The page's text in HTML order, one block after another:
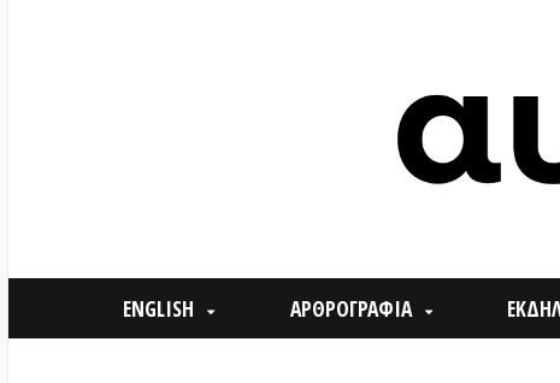
ENGLISH ΑΡΘΡΟΓΡΑΦΙΑ ΕΚΔΗΛΩΣΕΙΣ